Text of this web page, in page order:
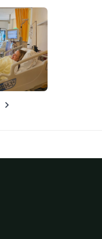
chevron_right